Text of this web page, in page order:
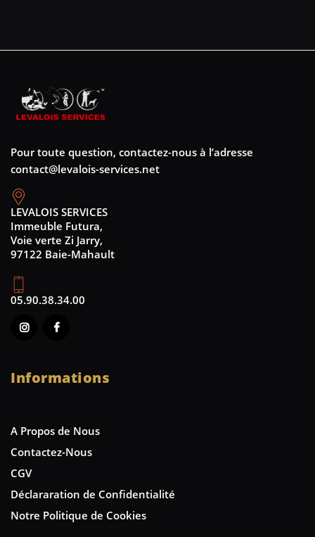
Pour toute question, contactez-nous à l’adresse
contact@levalois-services.net
LEVALOIS SERVICES
Immeuble Futura,
Voie verte Zi Jarry,
97122 Baie-Mahault
05.90.38.34.00
Informations
A Propos de Nous
Contactez-Nous
CGV
Déclararation de Confidentialité
Notre Politique de Cookies